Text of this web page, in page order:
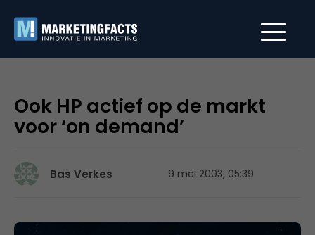
Ook HP actief op de markt
voor ‘on demand’
Bas Verkes 9 mei 2003, 05:39